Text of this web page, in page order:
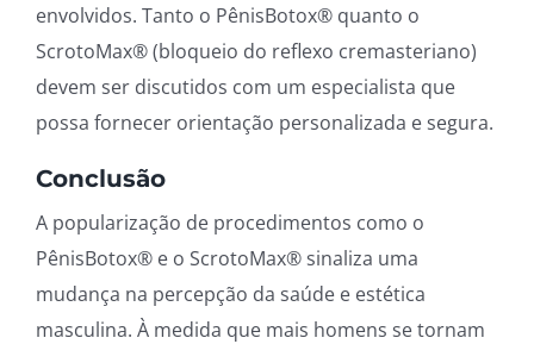
envolvidos. Tanto o PênisBotox® quanto o
ScrotoMax® (bloqueio do reflexo cremasteriano)
devem ser discutidos com um especialista que
possa fornecer orientação personalizada e segura.
Conclusão
A popularização de procedimentos como o
PênisBotox® e o ScrotoMax® sinaliza uma
mudança na percepção da saúde e estética
masculina. À medida que mais homens se tornam